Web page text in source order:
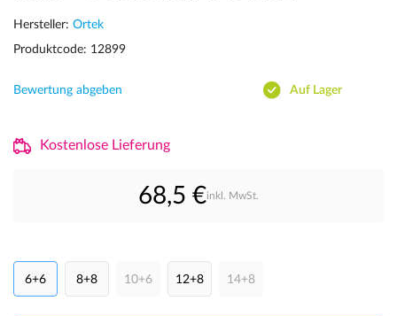
Hersteller: Ortek
Produktcode: 12899
Bewertung abgeben Auf Lager
Kostenlose Lieferung
68,5 €inkl. MwSt.
6+6 8+8 10+6 12+8 14+8